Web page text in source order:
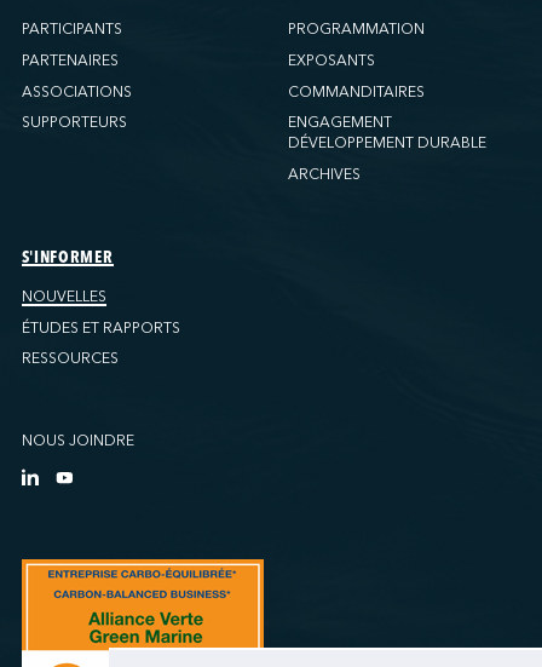
PARTICIPANTS
PARTENAIRES
ASSOCIATIONS
SUPPORTEURS
PROGRAMMATION
EXPOSANTS
COMMANDITAIRES
ENGAGEMENT
DÉVELOPPEMENT DURABLE
ARCHIVES
S'INFORMER
NOUVELLES
ÉTUDES ET RAPPORTS
RESSOURCES
NOUS JOINDRE